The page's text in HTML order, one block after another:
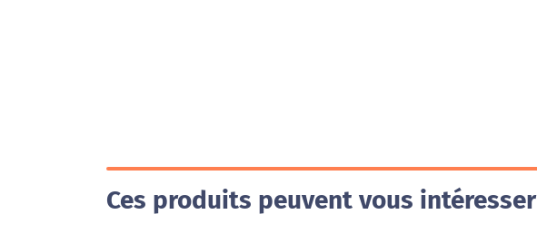
Ces produits peuvent vous intéresser